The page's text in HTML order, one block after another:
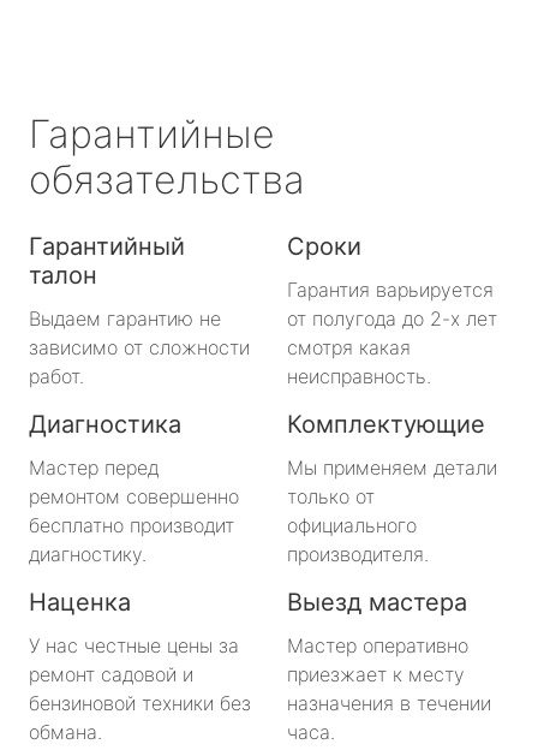
Гарантийные
обязательства
Гарантийный
талон
Выдаем гарантию не
зависимо от сложности
работ.
Сроки
Гарантия варьируется
от полугода до 2-х лет
смотря какая
неисправность.
Диагностика
Мастер перед
ремонтом совершенно
бесплатно производит
диагностику.
Комплектующие
Мы применяем детали
только от
официального
производителя.
Наценка
У нас честные цены за
ремонт садовой и
бензиновой техники без
обмана.
Выезд мастера
Мастер оперативно
приезжает к месту
назначения в течении
часа.